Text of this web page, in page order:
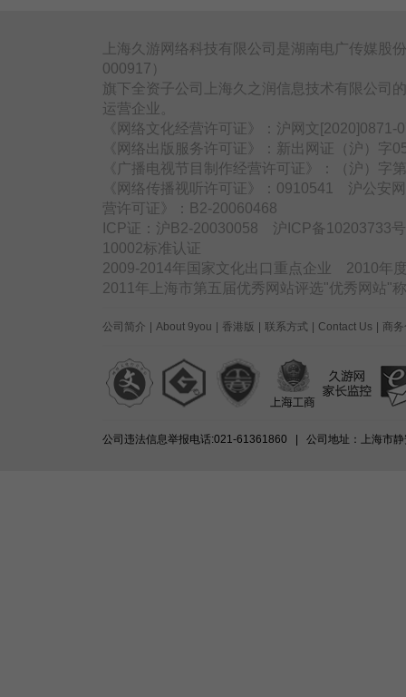
上海久游网络科技有限公司是湖南电广传媒股
000917）
旗下全资子公司上海久之润信息技术有限公司
运营企业。
《网络文化经营许可证》：沪网文
《网络出版服务许可证》：新出网证（沪）字
《广播电视节目制作经营许可证》：（沪）字
《网络传播视听许可证》：0910541 沪公安
营许可证》：B2-20060468
ICP证：沪B2-20030058 沪ICP备10203733
10002标准认证
2009-2014年国家文化出口重点企业 2010年
2011年上海市第五届优秀网站评选"优秀网站
公司简介 About 9you 香港版 联系方式 Contact Us 商
公司违法信息举报电话:021-61361860 | 公司地址：上海市